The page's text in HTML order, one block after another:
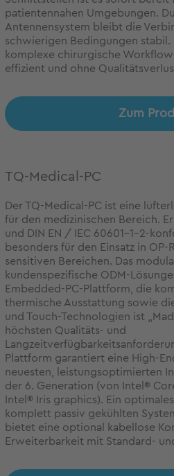
patientennahen Umgebungen.
Antennensystem bleibt die
schwierigen Bedingungen stabil.
komplexe chirurgische
effizient und ohne
Zum
TQ-Medical-PC
Der TQ-Medical-PC ist eine
für den medizinischen Bereich.
und DIN EN / IEC 60601-1-2-
besonders für den Einsatz in
sensitiven Bereichen. Das
kundenspezifische ODM-
Embedded-PC-Plattform, die
thermische Ausstattung sowie
und Touch-Technologien ist
höchsten Qualitäts- und
Plattform garantiert eine High-
neuesten, leistungsoptimierten
der 6. Generation (von Intel®
Intel® Iris graphics). Ein
komplett passiv gekühlten
bietet eine optional kabellose
Erweiterbarkeit mit Standard-